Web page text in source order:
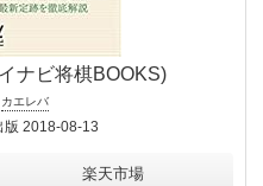
ナビ将棋BOOKS)
カエレバ
版 2018-08-13
楽天市場